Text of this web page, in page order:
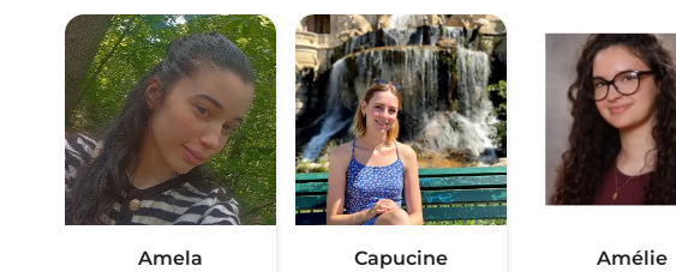
Amela Capucine Amélie